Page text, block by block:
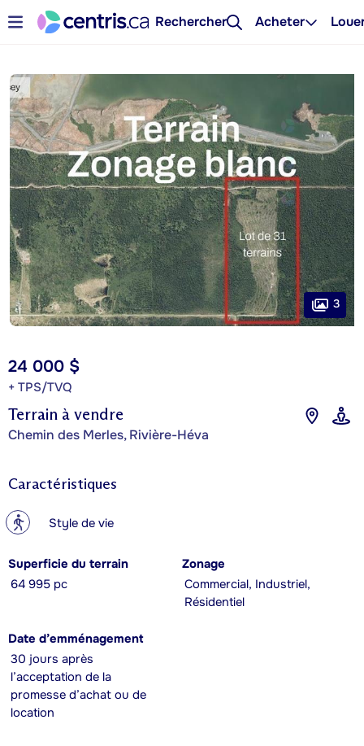
Rechercher Acheter
Terrain à vendre
Chemin des Merles, Rivière-Héva
24 000 $
+ TPS/TVQ
3
Caractéristiques
? Style de vie
Superficie du terrain
64 995 pc
Zonage
Commercial, Industriel,
Résidentiel
Date d’emménagement
30 jours après
l’acceptation de la
promesse d’achat ou de
location